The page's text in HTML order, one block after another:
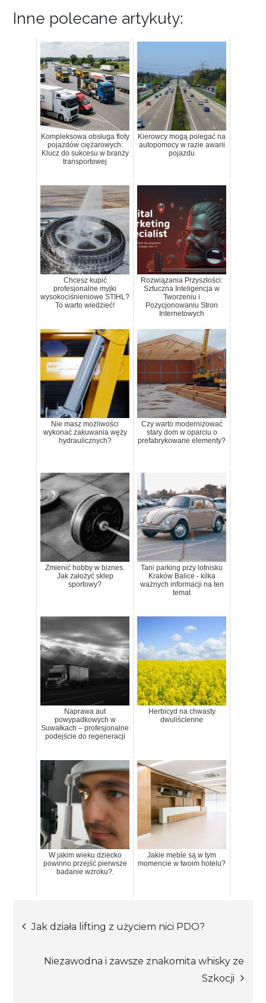
Inne polecane artykuły:
Kompleksowa obsługa floty
pojazdów ciężarowych:
Klucz do sukcesu w branży
transportowej
Kierowcy mogą polegać na
autopomocy w razie awarii
pojazdu
Chcesz kupić
profesjonalne myjki
wysokociśnieniowe STIHL?
To warto wiedzieć!
Rozwiązania Przyszłości:
Sztuczna Inteligencja w
Tworzeniu i
Pozycjonowaniu Stron
Internetowych
Nie masz możliwości
wykonać zakuwania węży
hydraulicznych?
Czy warto modernizować
stary dom w oparciu o
prefabrykowane elementy?
Zmienić hobby w biznes.
Jak założyć sklep
sportowy?
Tani parking przy lotnisku
Kraków Balice - kilka
ważnych informacji na ten
temat
Naprawa aut
powypadkowych w
Suwałkach – profesjonalne
podejście do regeneracji
Herbicyd na chwasty
dwuliścienne
W jakim wieku dziecko
powinno przejść pierwsze
badanie wzroku?.
Jakie meble są w tym
momencie w twoim hotelu?
Nawigacja
wpisu
Jak działa lifting z użyciem nici PDO?
Niezawodna i zawsze znakomita whisky ze
Szkocji